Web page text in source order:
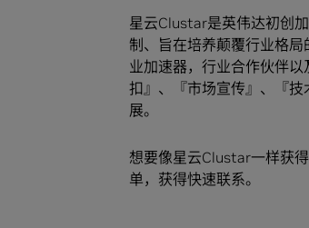
星云Clustar是英伟达初创
制、旨在培养颠覆行业格
业加速器，行业合作伙伴
扣』、『市场宣传』、『
展。
想要像星云Clustar一样获
单，获得快速联系。